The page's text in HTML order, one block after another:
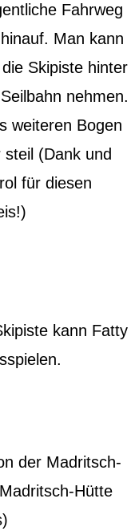
Fahrweg
Man kann
Skipiste hinter
nehmen.
weiteren Bogen
(Dank und
für diesen
kann Fatty
der Madritsch-
Hütte